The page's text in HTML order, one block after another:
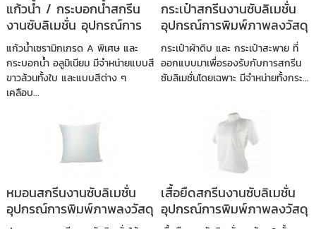
แก้วน้ำ / กระบอกน้ำสกรีน
งานซับลิเมชั่น อุปกรณ์การ
พิมพ์ภาพลงวัสดุ
แก้วน้ำเซรามิกเกรด A พิเศษ และ
กระบอกน้ำ อลูมิเนียม มีจำหน่ายแบบสี
ขาวล้วนทั้งใบ และแบบสีต่าง ๆ
เคลือบ...
กระเป๋าสกรีนงานซับลิเมชั่น
อุปกรณ์การพิมพ์ภาพลงวัสดุ
กระเป๋าผ้าดิบ และ กระเป๋าสะพาย ที่
ออกแบบมาเพื่อรองรับกับการสกรีน
ซับลิเมชั่นโดยเฉพาะ มีจำหน่ายทั้งกระ...
หมอนสกรีนงานซับลิเมชั่น
อุปกรณ์การพิมพ์ภาพลงวัสดุ
เสื้อยืดสกรีนงานซับลิเมชั่น
อุปกรณ์การพิมพ์ภาพลงวัสดุ